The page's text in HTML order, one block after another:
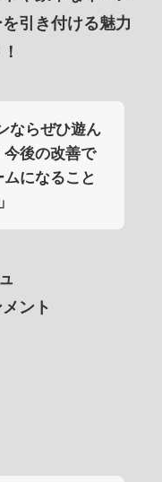
引き付ける魅力
ならぜひ遊ん
後の改善で
になること
ント